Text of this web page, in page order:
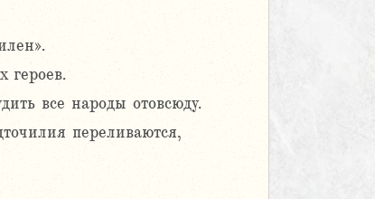
героев.
все народы отовсюду.
переливаются,